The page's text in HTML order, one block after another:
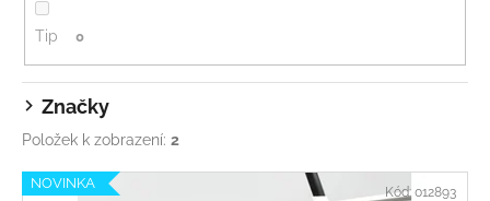
ů
Tip 0
Značky
Položek k zobrazení: 2
V
NOVINKA
Kód: 012893